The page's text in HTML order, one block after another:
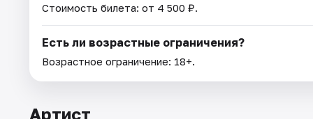
Стоимость билета: от 4 500 ₽.
Есть ли возрастные ограничения?
Возрастное ограничение: 18+.
Артист